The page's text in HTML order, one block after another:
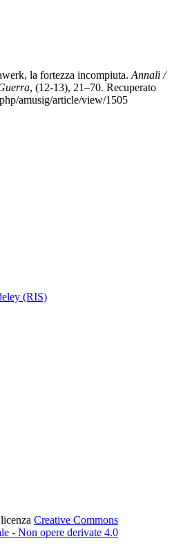
la fortezza incompiuta. Annali /
, (12-13), 21–70. Recuperato
amusig/article/view/1505
(RIS)
Creative Commons
- Non opere derivate 4.0